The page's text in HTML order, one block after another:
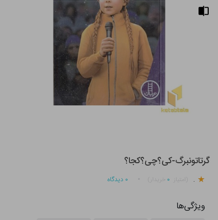
گرتاتونبرگ-کی؟چی؟کجا؟
. ۰ ۰ دیدگاه
ویژگی‌ها